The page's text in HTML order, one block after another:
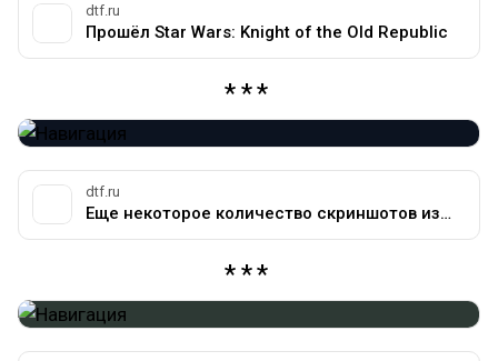
dtf.ru
Прошёл Star Wars: Knight of the Old Republic
dtf.ru
Еще некоторое количество скриншотов из Oblivion'a